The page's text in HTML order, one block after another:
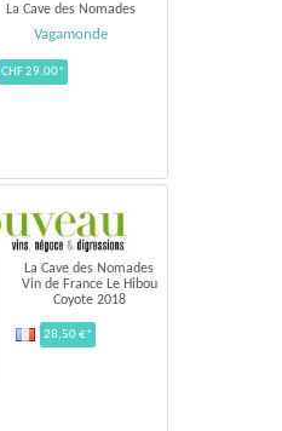
La Cave des Nomades
Vagamonde
CHF 29.00*
La Cave des Nomades
Vin de France Le Hibou
Coyote 2018
28,50 €*